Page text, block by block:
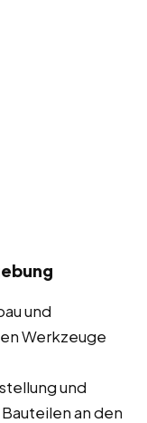
und
Werkzeuge
und
an den